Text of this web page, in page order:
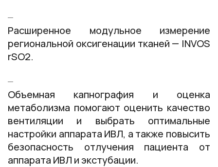
Расширенное модульное измерение
региональной оксигенации тканей — INVOS
rSO2.
Объемная капнография и оценка
метаболизма помогают оценить качество
вентиляции и выбрать оптимальные
настройки аппарата ИВЛ, а также повысить
безопасность отлучения пациента от
аппарата ИВЛ и экстубации.